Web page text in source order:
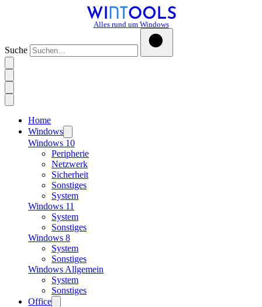
Alles rund um Windows
Suche
Home
Windows
Windows 10
Peripherie
Netzwerk
Sicherheit
Sonstiges
System
Windows 11
System
Sonstiges
Windows 8
System
Sonstiges
Windows Allgemein
System
Sonstiges
Office